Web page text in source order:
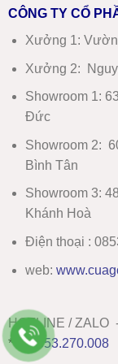
CÔNG TY CỔ
Xưởng 1: Vườn
Xưởng 2:
Showroom 1:
Đức
Showroom 2:
Bình Tân
Showroom 3:
Khánh Hoà
Điện thoại :
web: www.
HOTLINE / ZALO
***0853.270.008